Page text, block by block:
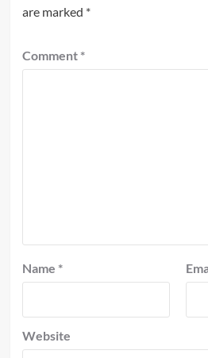
are marked *
Comment *
Name *
Website